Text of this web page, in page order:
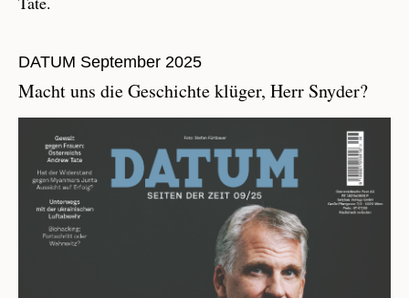
DATUM September 2025
Macht uns die Geschichte klüger, Herr Snyder?